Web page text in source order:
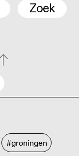
Zoek
#groningen